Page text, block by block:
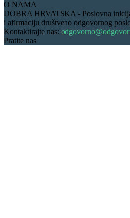
O NAMA
DOBRA HRVATSKA - Poslovna
i afirmaciju društveno odgovornog
Kontaktirajte nas:
Pratite nas